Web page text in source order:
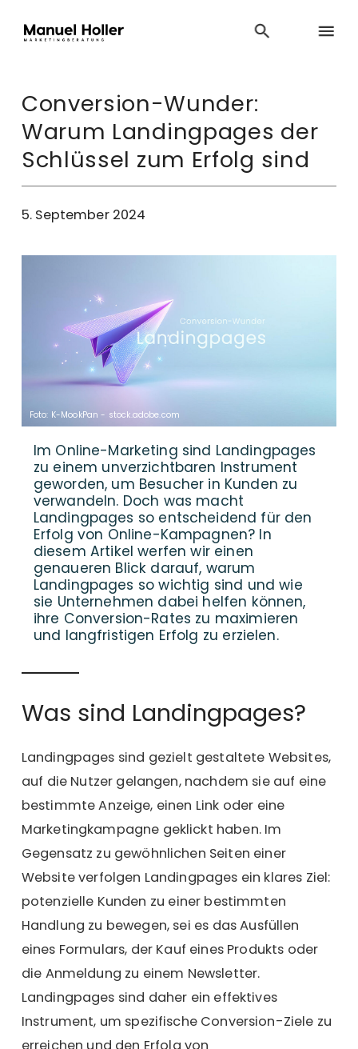
Conversion-Wunder:
Warum Landingpages der
Schlüssel zum Erfolg sind
5. September 2024
Foto: K-MookPan - stock.adobe.com
Im Online-Marketing sind Landingpages
zu einem unverzichtbaren Instrument
geworden, um Besucher in Kunden zu
verwandeln. Doch was macht
Landingpages so entscheidend für den
Erfolg von Online-Kampagnen? In
diesem Artikel werfen wir einen
genaueren Blick darauf, warum
Landingpages so wichtig sind und wie
sie Unternehmen dabei helfen können,
ihre Conversion-Rates zu maximieren
und langfristigen Erfolg zu erzielen.
Was sind Landingpages?
Landingpages sind gezielt gestaltete Websites,
auf die Nutzer gelangen, nachdem sie auf eine
bestimmte Anzeige, einen Link oder eine
Marketingkampagne geklickt haben. Im
Gegensatz zu gewöhnlichen Seiten einer
Website verfolgen Landingpages ein klares Ziel:
potenzielle Kunden zu einer bestimmten
Handlung zu bewegen, sei es das Ausfüllen
eines Formulars, der Kauf eines Produkts oder
die Anmeldung zu einem Newsletter.
Landingpages sind daher ein effektives
Instrument, um spezifische Conversion-Ziele zu
erreichen und den Erfolg von